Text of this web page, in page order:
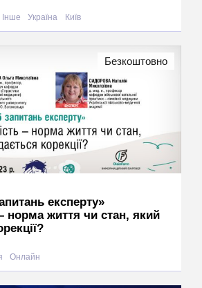
Інше Україна Київ
експерту»
норма життя чи стан, який
Онлайн
Безкоштовно